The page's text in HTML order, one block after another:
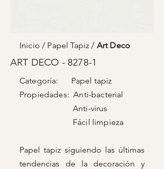
Inicio/ Papel Tapiz/ Art Deco
ART DECO - 8278-1
Categoría: Papel tapiz
Propiedades: Anti-bacterial
Anti-virus
Fácil limpieza
Papel tapiz siguiendo las últimas
tendencias de la decoración y